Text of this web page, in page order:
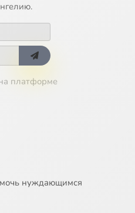
платформе
нуждающимся